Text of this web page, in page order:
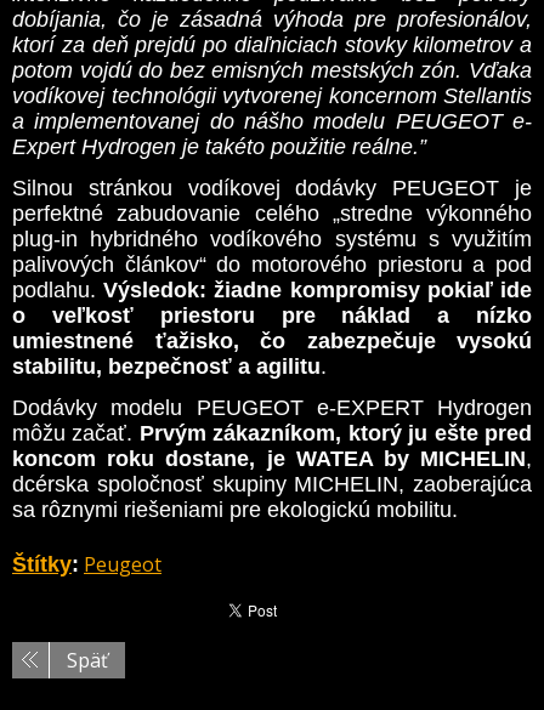
dobíjania, čo je zásadná výhoda pre profesionálov,
ktorí za deň prejdú po diaľniciach stovky kilometrov a
potom vojdú do bez emisných mestských zón. Vďaka
vodíkovej technológii vytvorenej koncernom Stellantis
a implementovanej do nášho modelu PEUGEOT e-
Expert Hydrogen je takéto použitie reálne.”
Silnou stránkou vodíkovej dodávky PEUGEOT je
perfektné zabudovanie celého „stredne výkonného
plug-in hybridného vodíkového systému s využitím
palivových článkov“ do motorového priestoru a pod
podlahu.Výsledok: žiadne kompromisy pokiaľ ide
o veľkosť priestoru pre náklad a nízko
umiestnené ťažisko, čo zabezpečuje vysokú
stabilitu, bezpečnosť a agilitu.
Dodávky modelu PEUGEOT e-EXPERT Hydrogen
môžu začať. Prvým zákazníkom, ktorý ju ešte pred
koncom roku dostane, je WATEA by MICHELIN,
dcérska spoločnosť skupiny MICHELIN, zaoberajúca
sa rôznymi riešeniami pre ekologickú mobilitu.
Štítky: Peugeot
Späť